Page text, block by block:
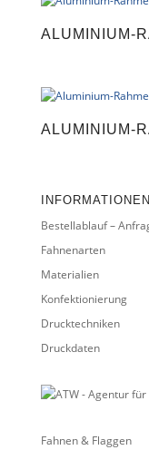
a
t
:
ALUMINIUM-
ALUMINIUM-
INFORMATIONEN
Bestellablauf –
Fahnenarten
Materialien
Konfektionierung
Drucktechniken
Druckdaten
Fahnen & Flaggen